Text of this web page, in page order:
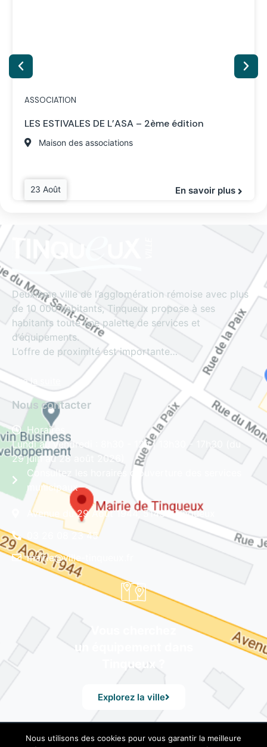
ASSOCIATION
LES ESTIVALES DE L’ASA – 2ème édition
Maison des associations
23 Août En savoir plus
Deuxième ville de l’agglomération rémoise avec plus
de 10 000 habitants, Tinqueux propose à ses
habitants toute une palette de services et
d’équipements.
L’offre de proximité est importante…
Lire la suite
Nous contacter
Horaires
Lundi au vendredi : 8h30 - 12h | 13h30 - 17h30 (du
29 juin au 28 août 2026)
Consultez les horaires d'ouverture des services
municipaux
Avenue du 29 Août 1944, 51430 Tinqueux
03 26 08 23 45
mairie@ville-tinqueux.fr
Vous cherchez
un équipement dans
Tinqueux ?
Explorez la ville
Nous utilisons des cookies pour vous garantir la meilleure